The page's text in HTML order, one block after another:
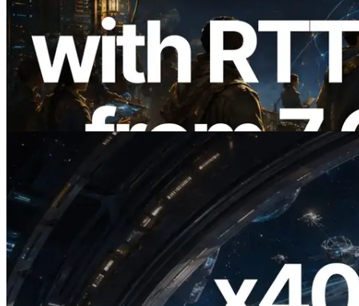
ERPC étend l’API Solana Leader Slot
avec la mesure du ping depuis 7 régions
du monde — l’API Validators
Information est également lancée